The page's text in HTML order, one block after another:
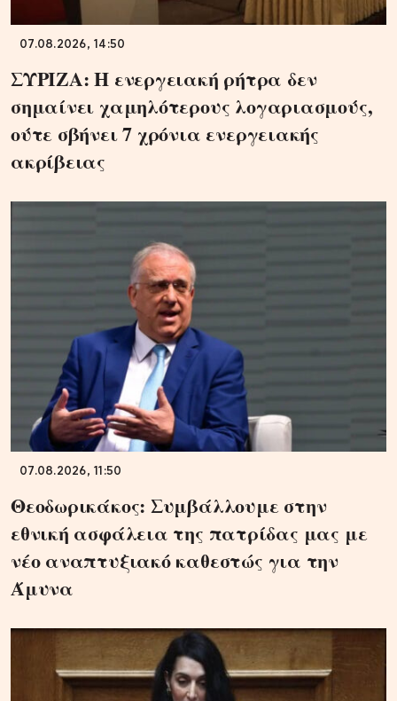
07.08.2026, 14:50
ΣΥΡΙΖΑ: Η ενεργειακή ρήτρα δεν
σημαίνει χαμηλότερους λογαριασμούς,
ούτε σβήνει 7 χρόνια ενεργειακής
ακρίβειας
07.08.2026, 11:50
Θεοδωρικάκος: Συμβάλλουμε στην
εθνική ασφάλεια της πατρίδας μας με
νέο αναπτυξιακό καθεστώς για την
Άμυνα